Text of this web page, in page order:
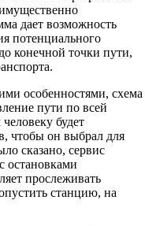
дает возможность
потенциального
конечной точки пути,
особенностями, схема
пути по всей
будет
чтобы он выбрал для
сказано, сервис
остановками
прослеживать
станцию, на